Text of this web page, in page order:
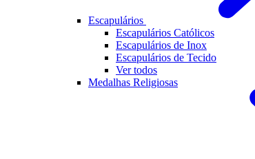
Escapulários
Escapulários Católicos
Escapulários de Inox
Escapulários de Tecido
Ver todos
Medalhas Religiosas